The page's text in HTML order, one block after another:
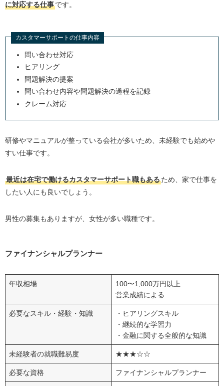
に対応する仕事です。
カスタマーサポートの仕事内容
問い合わせ対応
ヒアリング
問題解決の提案
問い合わせ内容や問題解決の過程を記録
クレーム対応
研修やマニュアルが整っている会社が多いため、未経験でも始めや
すい仕事です。
最近は在宅で働けるカスタマーサポート職もあるため、家で仕事を
したい人にも良いでしょう。
男性の募集もありますが、女性が多い職種です。
ファイナンシャルプランナー
年収相場
100〜1,000万円以上
営業成績による
必要なスキル・経験・知識
・ヒアリングスキル
・継続的な学習力
・金融に関する全般的な知識
未経験者の就職難易度 ★★★☆☆
必要な資格 ファイナンシャルプランナー